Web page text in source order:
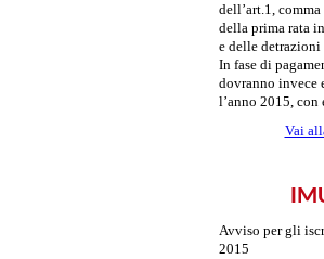
dell’art.1,
della prima rata
e delle
In fase di
dovranno invece
l’anno 2015,
Vai
Avviso per gli
2015